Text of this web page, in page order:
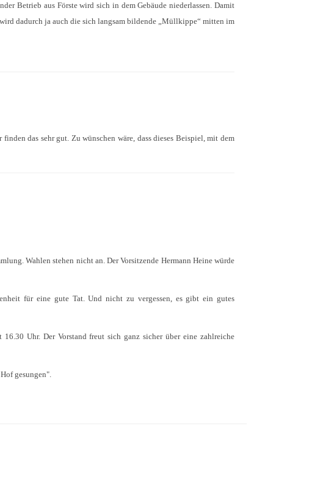
Betrieb aus Förste wird sich in dem Gebäude niederlassen. Damit
dadurch ja auch die sich langsam bildende „Müllkippe“ mitten im
das sehr gut. Zu wünschen wäre, dass dieses Beispiel, mit dem
Wahlen stehen nicht an. Der Vorsitzende Hermann Heine würde
für eine gute Tat. Und nicht zu vergessen, es gibt ein gutes
Uhr. Der Vorstand freut sich ganz sicher über eine zahlreiche
gesungen".